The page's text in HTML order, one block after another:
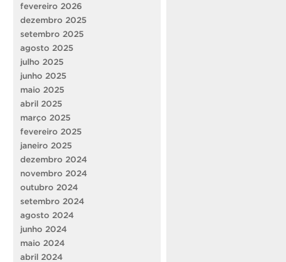
fevereiro 2026
dezembro 2025
setembro 2025
agosto 2025
julho 2025
junho 2025
maio 2025
abril 2025
março 2025
fevereiro 2025
janeiro 2025
dezembro 2024
novembro 2024
outubro 2024
setembro 2024
agosto 2024
junho 2024
maio 2024
abril 2024